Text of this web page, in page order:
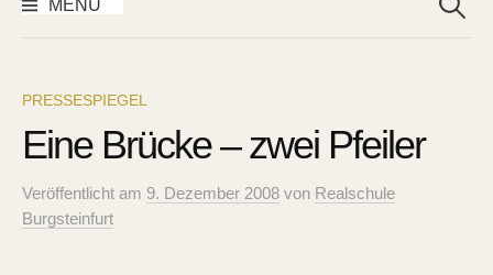
MENÜ
PRESSESPIEGEL
Eine Brücke – zwei Pfeiler
Veröffentlicht am 9. Dezember 2008 von Realschule
Burgsteinfurt